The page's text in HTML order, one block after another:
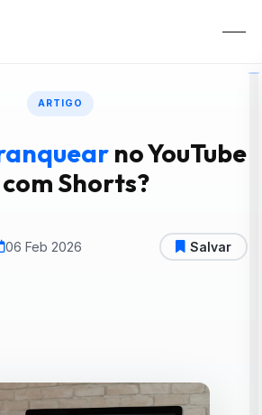
ARTIGO
no YouTube
Shorts?
06 Feb 2026 Salvar